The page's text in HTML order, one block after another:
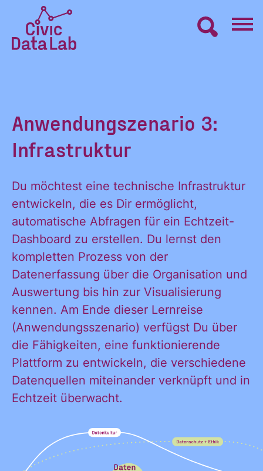
Inhalt
springen
LERNEN
MACHEN
BLOG
ÜBER UNS
KONTAKT
Anwendungszenario 3:
Infrastruktur
Du möchtest eine technische Infrastruktur
entwickeln, die es Dir ermöglicht,
automatische Abfragen für ein Echtzeit-
Dashboard zu erstellen. Du lernst den
kompletten Prozess von der
Datenerfassung über die Organisation und
Auswertung bis hin zur Visualisierung
kennen. Am Ende dieser Lernreise
(Anwendungsszenario) verfügst Du über
die Fähigkeiten, eine funktionierende
Plattform zu entwickeln, die verschiedene
Datenquellen miteinander verknüpft und in
Echtzeit überwacht.